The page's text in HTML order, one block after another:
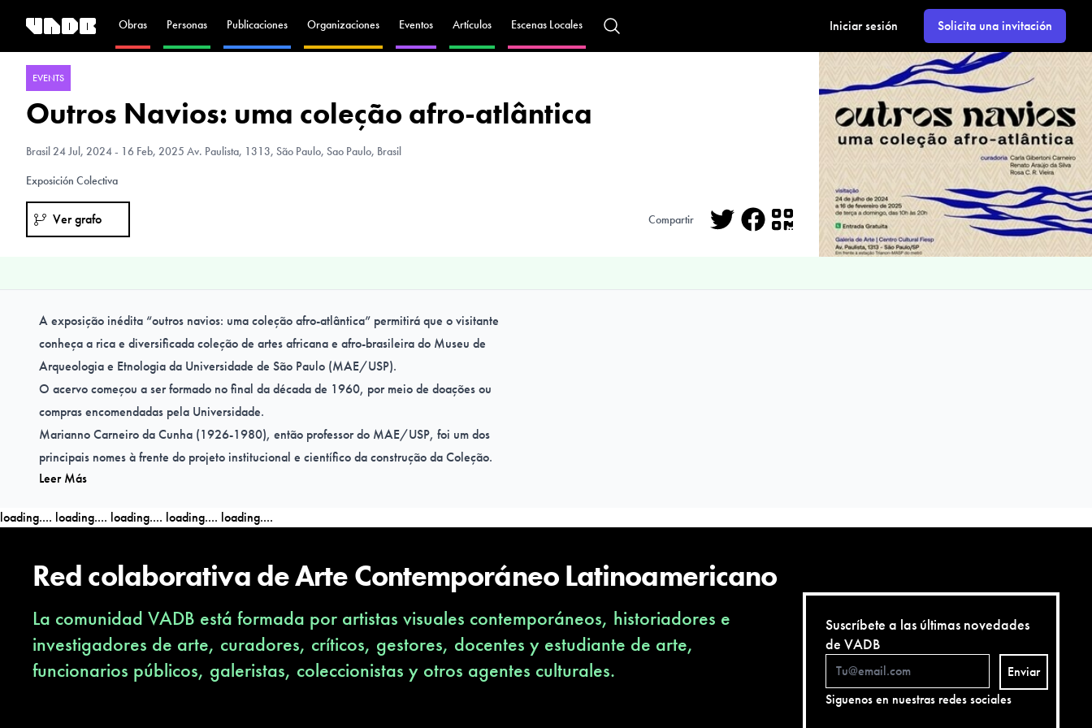
Obras Personas Publicaciones Organizaciones Eventos Artículos Escenas Locales Iniciar sesión Solicita una invitación
EVENTS
Outros Navios: uma coleção afro-atlântica
Brasil24 Jul, 2024 - 16 Feb, 2025 Av. Paulista, 1313, São Paulo, Sao Paulo, Brasil
Exposición Colectiva
Ver grafo Compartir
Facebook
A exposição inédita “outros navios: uma coleção afro-atlântica” permitirá que o visitante
conheça a rica e diversificada coleção de artes africana e afro-brasileira do Museu de
Arqueologia e Etnologia da Universidade de São Paulo (MAE/USP).
O acervo começou a ser formado no final da década de 1960, por meio de doações ou
compras encomendadas pela Universidade.
Marianno Carneiro da Cunha (1926-1980), então professor do MAE/USP, foi um dos
principais nomes à frente do projeto institucional e científico da construção da Coleção.
A curadoria da mostra aponta que a África central e ocidental estão conectadas ao Brasil
violência, mas também trouxeram outros navios, que nos permitem mergulhar por histórias
exposição.
Galeria de Arte do Centro Cultural Fiesp
Av. Paulista, 1.313
24 de julho de 2024 a 16 de fevereiro de 2025
Leer Más
loading.... loading.... loading.... loading.... loading....
Red colaborativa de Arte Contemporáneo Latinoamericano
La comunidad VADB está formada por artistas visuales contemporáneos, historiadores e
investigadores de arte, curadores, críticos, gestores, docentes y estudiante de arte,
funcionarios públicos, galeristas, coleccionistas y otros agentes culturales.
Suscríbete a las últimas novedades
de VADB
Enviar
Siguenos en nuestras redes sociales